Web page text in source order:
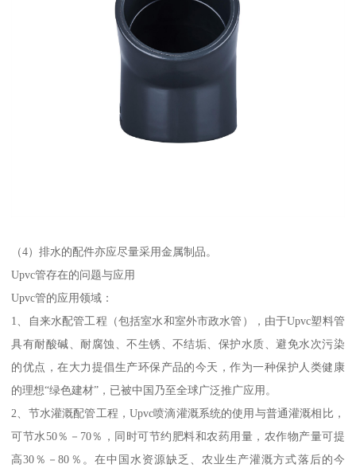
（4）排水的配件亦应尽量采用金属制品。
Upvc管存在的问题与应用
Upvc管的应用领域：
1、自来水配管工程（包括室水和室外市政水管），由于Upvc塑料管
具有耐酸碱、耐腐蚀、不生锈、不结垢、保护水质、避免水次污染
的优点，在大力提倡生产环保产品的今天，作为一种保护人类健康
的理想“绿色建材”，已被中国乃至全球广泛推广应用。
2、节水灌溉配管工程，Upvc喷滴灌溉系统的使用与普通灌溉相比，
可节水50％－70％，同时可节约肥料和农药用量，农作物产量可提
高30％－80％。在中国水资源缺乏、农业生产灌溉方式落后的今